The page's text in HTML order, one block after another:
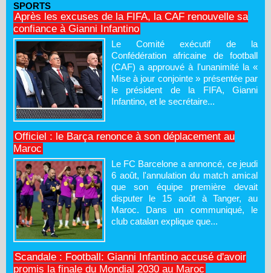
SPORTS
Après les excuses de la FIFA, la CAF renouvelle sa
confiance à Gianni Infantino
Le Comité exécutif de la
Confédération africaine de football
(CAF) a approuvé à l'unanimité la «
Mise à jour conjointe » présentée par
le président de la FIFA, Gianni
Infantino, et le secrétaire...
Officiel : le Barça renonce à son déplacement au
Maroc
Le FC Barcelone a annoncé, ce jeudi
6 août, l'annulation du match amical
que son équipe première devait
disputer le 15 août à Tanger, au
Maroc. Dans un communiqué, le
club catalan explique que...
Scandale : Football: Gianni Infantino accusé d'avoir
promis la finale du Mondial 2030 au Maroc